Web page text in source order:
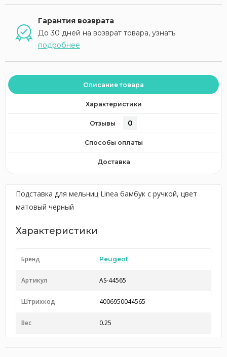
Гарантия возврата
До 30 дней на возврат товара, узнать
подробнее
Описание товара
Характеристики
Отзывы 0
Способы оплаты
Доставка
Подставка для мельниц Linea бамбук с ручкой, цвет
матовый черный
Характеристики
Бренд Peugeot
Артикул AS-44565
Штрихкод 4006950044565
Вес 0.25